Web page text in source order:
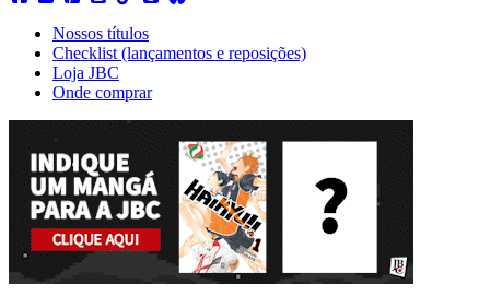
Nossos títulos
Checklist (lançamentos e reposições)
Loja JBC
Onde comprar